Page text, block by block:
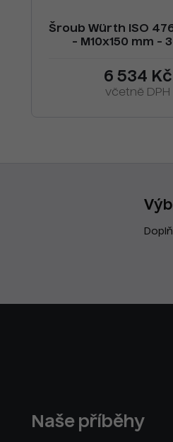
Šroub Würth ISO
- M10x150 mm -
6 534 Kč
včetně DPH
Naše příběhy